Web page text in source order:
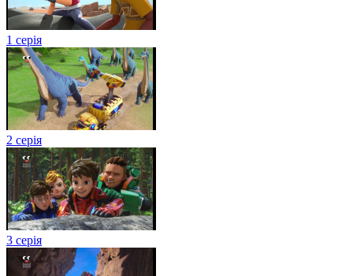
1 серія
2 серія
3 серія